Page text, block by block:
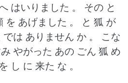
はいりました 。
その と
あげました 。
と 狐 が
は ありません か 。
こな
やがった あの ごん 狐 め
し に 来た な 。